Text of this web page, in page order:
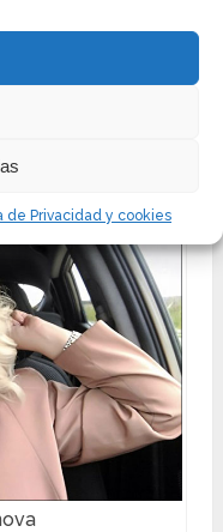
de Privacidad y cookies
adora los vestidos,
Me adoro y
programa sin
que hará es tan